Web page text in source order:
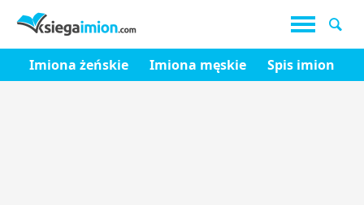
Imiona żeńskie Imiona męskie Spis imion